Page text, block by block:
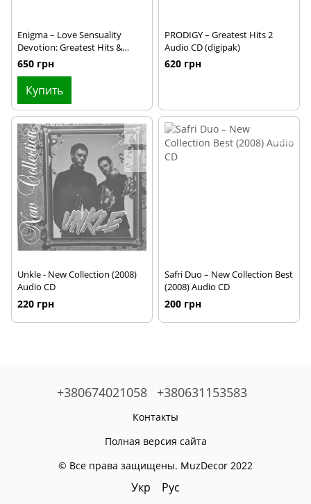
Enigma – Love Sensuality
Devotion: Greatest Hits &
Remixes (2016) 2 Audio CD
650 грн
Купить
PRODIGY – Greatest Hits 2
Audio CD (digipak)
620 грн
Unkle - New Collection (2008)
Audio CD
220 грн
Safri Duo – New Collection Best
(2008) Audio CD
200 грн
+380674021058 +380631153583
Контакты
Полная версия сайта
© Все права защищены. MuzDecor 2022
Укр Рус